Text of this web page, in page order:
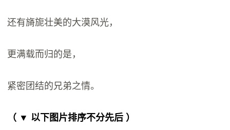
还有旖旎壮美的大漠风光，
更满载而归的是，
紧密团结的兄弟之情。
（ ▼ 以下图片排序不分先后 ）